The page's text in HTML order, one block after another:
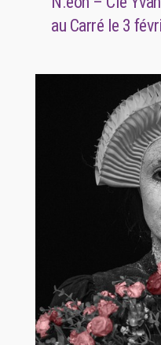
au Carré le 3